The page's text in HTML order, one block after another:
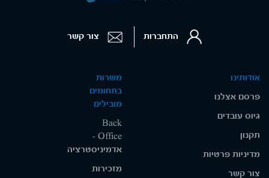
אודותינו
פרסם אצלנו
גיוס עובדים
תקנון
מדיניות פרטיות
צור קשר
משרות
בתחומים
מובילים
Back
Office -
אדמיניסטרציה
מזכירות